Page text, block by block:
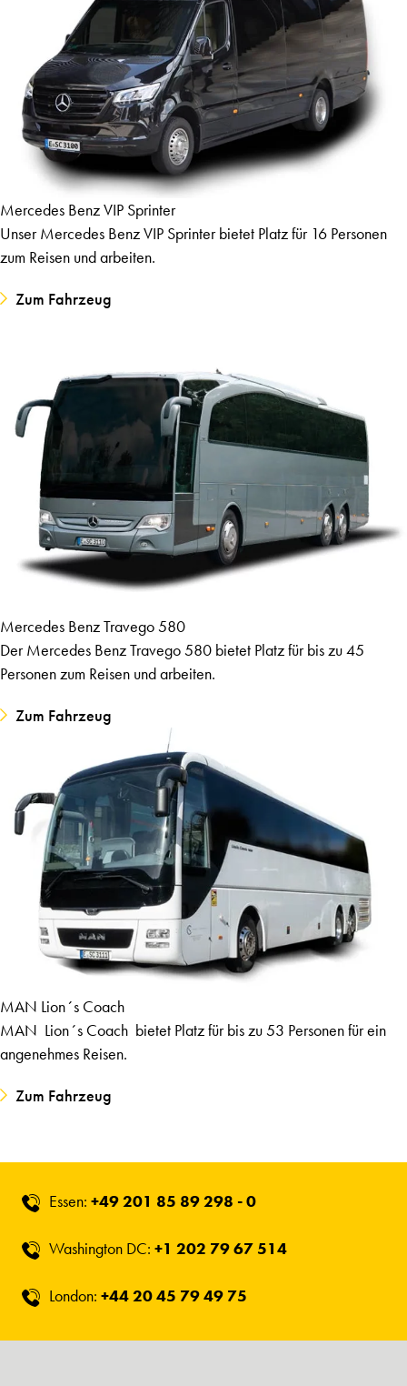
Mercedes Benz VIP Sprinter
Unser Mercedes Benz VIP Sprinter bietet Platz für 16 Personen
zum Reisen und arbeiten.
Zum Fahrzeug
Mercedes Benz Travego 580
Der Mercedes Benz Travego 580 bietet Platz für bis zu 45
Personen zum Reisen und arbeiten.
Zum Fahrzeug
MAN Lion´s Coach
MAN Lion´s Coach bietet Platz für bis zu 53 Personen für ein
angenehmes Reisen.
Zum Fahrzeug
Essen:+49 201 85 89 298 - 0
Washington DC:+1 202 79 67 514
London:+44 20 45 79 49 75